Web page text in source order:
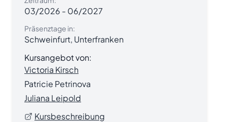
03/2026 - 06/2027
Präsenztage in:
Schweinfurt, Unterfranken
Kursangebot von:
Victoria Kirsch
Patricie Petrinova
Juliana Leipold
Kursbeschreibung